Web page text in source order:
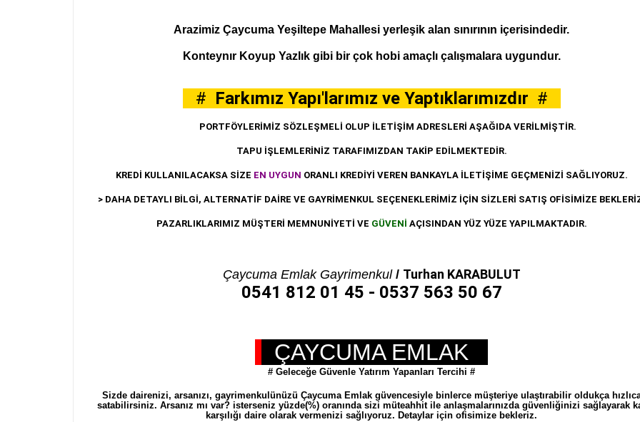
Arazimiz Çaycuma Yeşiltepe Mahallesi yerleşik alan sınırının içerisindedir.
Konteynır Koyup Yazlık gibi bir çok hobi amaçlı çalışmalara uygundur.
# Farkımız Yapı'larımız ve Yaptıklarımızdır #
PORTFÖYLERİMİZ SÖZLEŞMELİ OLUP İLETİŞİM ADRESLERİ AŞAĞIDA VERİLMİŞTİR.
TAPU İŞLEMLERİNİZ TARAFIMIZDAN TAKİP EDİLMEKTEDİR.
KREDİ KULLANILACAKSA SİZE EN UYGUN ORANLI KREDİYİ VEREN BANKAYLA İLETİŞİME GEÇMENİZİ SAĞLIYORUZ.
> DAHA DETAYLI BİLGİ, ALTERNATİF DAİRE VE GAYRİMENKUL SEÇENEKLERİMİZ İÇİN SİZLERİ SATIŞ OFİSİMİZE
PAZARLIKLARIMIZ MÜŞTERİ MEMNUNİYETİ VE GÜVENİ AÇISINDAN YÜZ YÜZE YAPILMAKTADIR.
Çaycuma Emlak Gayrimenkul / Turhan KARABULUT
0541 812 01 45 - 0537 563 50 67
ÇAYCUMA EMLAK
# Geleceğe Güvenle Yatırım Yapanları Tercihi #
Sizde dairenizi, arsanızı, gayrimenkulünüzü Çaycuma Emlak güvencesiyle binlerce müşteriye ulaştırabilir oldukça
satabilirsiniz. Arsanız mı var? isterseniz yüzde(%) oranında sizi müteahhit ile anlaşmalarınızda güvenliğinizi sağlayarak
karşılığı daire olarak vermenizi sağlıyoruz. Detaylar için ofisimize bekleriz.